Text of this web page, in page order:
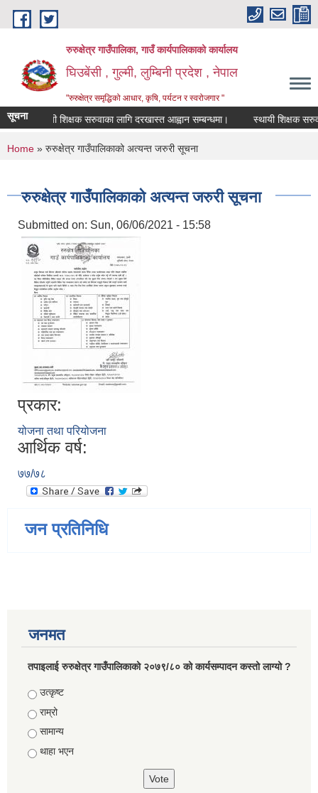
Skip to main content
रुरुक्षेत्र गाउँपालिका, गाउँ कार्यपालिकाको कार्यालय
घिउबेंसी , गुल्मी, लुम्बिनी प्रदेश , नेपाल
"रुरुक्षेत्र समृद्धिको आधार, कृषि, पर्यटन र स्वरोजगार "
सूचना
स्थायी शिक्षक सरुवाका लागि दरखास्त आह्वान सम्बन्धमा। स्थायी शिक्षक सरुवाका
You are here
Home » रुरुक्षेत्र गाउँपालिकाको अत्यन्त जरुरी सूचना
रुरुक्षेत्र गाउँपालिकाको अत्यन्त जरुरी सूचना
Submitted on: Sun, 06/06/2021 - 15:58
प्रकार:
योजना तथा परियोजना
आर्थिक वर्ष:
७७/७८
जन प्रतिनिधि
जनमत
तपाइलाई रुरुक्षेत्र गाउँपालिकाको २०७९/८० को कार्यसम्पादन कस्तो लाग्यो ?
Choices
उत्कृष्ट
राम्रो
सामान्य
थाहा भएन